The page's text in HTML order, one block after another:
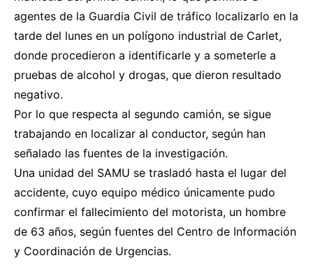
agentes de la Guardia Civil de tráfico localizarlo en la
tarde del lunes en un polígono industrial de Carlet,
donde procedieron a identificarle y a someterle a
pruebas de alcohol y drogas, que dieron resultado
negativo.
Por lo que respecta al segundo camión, se sigue
trabajando en localizar al conductor, según han
señalado las fuentes de la investigación.
Una unidad del SAMU se trasladó hasta el lugar del
accidente, cuyo equipo médico únicamente pudo
confirmar el fallecimiento del motorista, un hombre
de 63 años, según fuentes del Centro de Información
y Coordinación de Urgencias.